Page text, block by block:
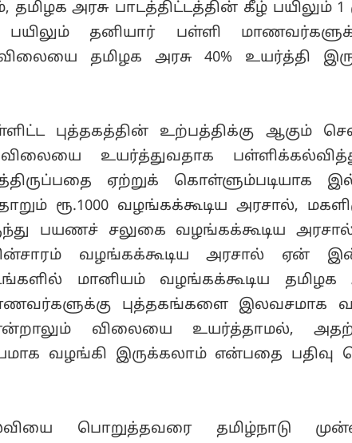
தமிழக அரசு பாடத்திட்டத்தின் கீழ் பயிலும் 1
தனியார் பள்ளி
தமிழக அரசு 40% உயர்த்தி
புத்தகத்தின் உற்பத்திக்கு ஆகும்
உயர்த்துவதாக
ஏற்றுக் கொள்ளும்படியாக
ரூ.1000 வழங்கக்கூடிய அரசால்,
பயணச் சலுகை வழங்கக்கூடிய
வழங்கக்கூடிய அரசால் ஏன்
மானியம் வழங்கக்கூடிய தமிழக
புத்தகங்களை இலவசமாக
விலையை உயர்த்தாமல்,
வழங்கி இருக்கலாம் என்பதை பதிவு
பொறுத்தவரை தமிழ்நாடு